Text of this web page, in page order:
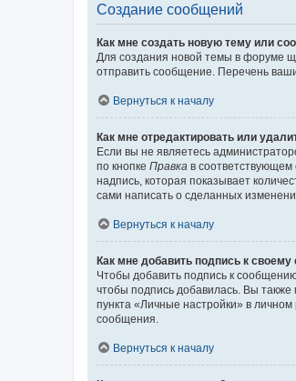
Создание сообщений
Как мне создать новую тему или
Для создания новой темы в форуме
отправить сообщение. Перечень
Вернуться к началу
Как мне отредактировать или
Если вы не являетесь
по кнопке Правка в соответствующем
надпись, которая показывает
сами написать о сделанных
Вернуться к началу
Как мне добавить подпись к
Чтобы добавить подпись к
чтобы подпись добавилась. Вы
пункта «Личные настройки» в
сообщения.
Вернуться к началу